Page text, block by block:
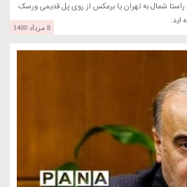
راستا شمال به تهران یا برعکس از روی پل قدیمی ورسک
اید.
8 مرداد 1400